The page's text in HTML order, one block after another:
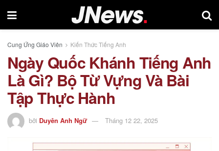
Cung Ứng Giáo Viên Kiến Thức Tiếng Anh
Ngày Quốc Khánh Tiếng Anh
Là Gì? Bộ Từ Vựng Và Bài
Tập Thực Hành
bởi Duyên Anh Ngữ Tháng 12 22, 2025